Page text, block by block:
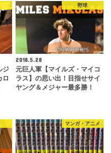
ジ
ロ
野球
2018.5.28
元巨人軍【マイルズ・マイコ
ラス】の思い出！目指せサイ
ヤング＆メジャー最多勝！
マンガ・アニメ